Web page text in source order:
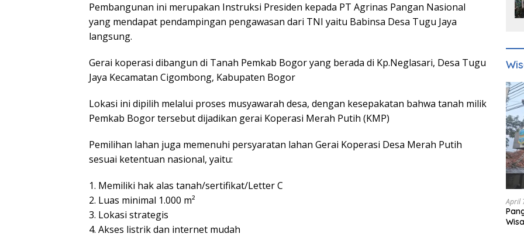
Pembangunan ini merupakan Instruksi Presiden kepada PT Agrinas Pangan Nasional
yang mendapat pendampingan pengawasan dari TNI yaitu Babinsa Desa Tugu Jaya
langsung.
Gerai koperasi dibangun di Tanah Pemkab Bogor yang berada di Kp.Neglasari, Desa Tugu
Jaya Kecamatan Cigombong, Kabupaten Bogor
Lokasi ini dipilih melalui proses musyawarah desa, dengan kesepakatan bahwa tanah milik
Pemkab Bogor tersebut dijadikan gerai Koperasi Merah Putih (KMP)
Pemilihan lahan juga memenuhi persyaratan lahan Gerai Koperasi Desa Merah Putih
sesuai ketentuan nasional, yaitu:
1. Memiliki hak alas tanah/sertifikat/Letter C
2. Luas minimal 1.000 m²
3. Lokasi strategis
4. Akses listrik dan internet mudah
April